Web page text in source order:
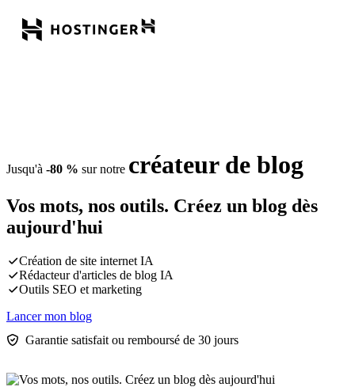
Jusqu'à -80 % sur notre créateur de blog
Vos mots, nos outils. Créez un blog dès
aujourd'hui
Création de site internet IA
Rédacteur d'articles de blog IA
Outils SEO et marketing
Lancer mon blog
Garantie satisfait ou remboursé de 30 jours